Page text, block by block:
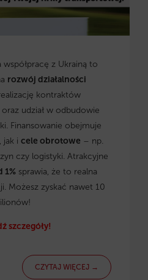
współpracę z Ukrainą to
rozwój działalności
kontraktów
udział w odbudowie
Finansowanie obejmuje
, jak i cele obrotowe – np.
czy logistyki. Atrakcyjne
1%sprawia, że to realna
Możesz zyskać nawet 10
szczegóły!
CZYTAJ WIĘCEJ →